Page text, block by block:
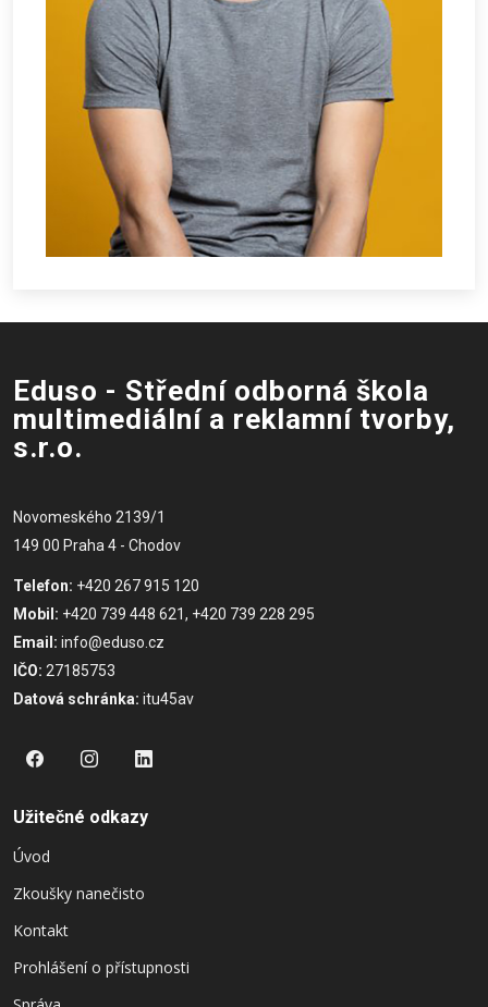
Eduso - Střední odborná škola
multimediální a reklamní tvorby,
s.r.o.
Novomeského 2139/1
149 00 Praha 4 - Chodov
Telefon: +420 267 915 120
Mobil: +420 739 448 621, +420 739 228 295
Email: info@eduso.cz
IČO: 27185753
Datová schránka: itu45av
Užitečné odkazy
Úvod
Zkoušky nanečisto
Kontakt
Prohlášení o přístupnosti